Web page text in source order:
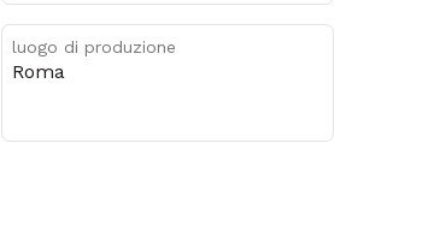
luogo di produzione
Roma